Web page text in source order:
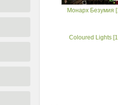
Монарх Безумия
Coloured Lights